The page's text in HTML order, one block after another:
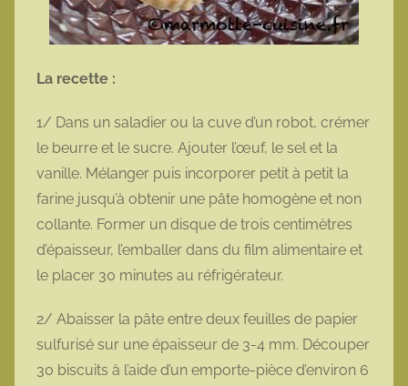
La recette :
1/ Dans un saladier ou la cuve d’un robot, crémer
le beurre et le sucre. Ajouter l’œuf, le sel et la
vanille. Mélanger puis incorporer petit à petit la
farine jusqu’à obtenir une pâte homogène et non
collante. Former un disque de trois centimètres
d’épaisseur, l’emballer dans du film alimentaire et
le placer 30 minutes au réfrigérateur.
2/ Abaisser la pâte entre deux feuilles de papier
sulfurisé sur une épaisseur de 3-4 mm. Découper
30 biscuits à l’aide d’un emporte-pièce d’environ 6